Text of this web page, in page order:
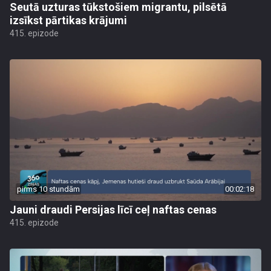
Seutā uzturas tūkstošiem migrantu, pilsētā
izsīkst pārtikas krājumi
415. epizode
pirms 10 stundām 00:02:18
Jauni draudi Persijas līcī ceļ naftas cenas
415. epizode